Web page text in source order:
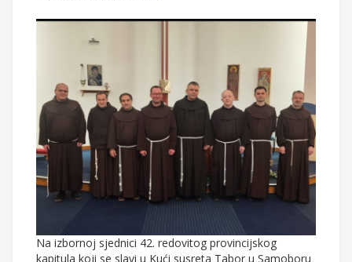
Na izbornoj sjednici 42. redovitog provincijskog
kapitula koji se slavi u Kući susreta Tabor u Samoboru